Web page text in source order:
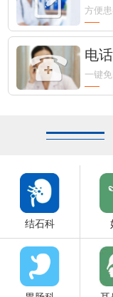
方便
电
一键
结石科